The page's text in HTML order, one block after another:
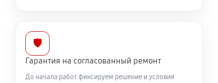
Kit 18-135 IS USM
🛡️
Гарантия на согласованный ремонт
До начала работ фиксируем решение и условия